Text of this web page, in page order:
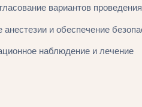
вариантов
анестезии и обеспечение
наблюдение и лечение